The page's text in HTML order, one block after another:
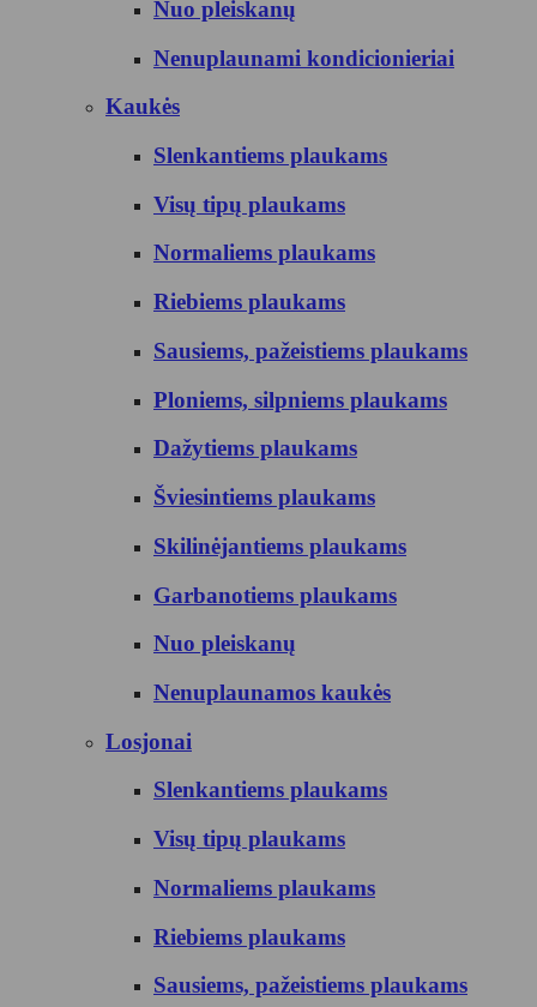
Nuo pleiskanų
Nenuplaunami kondicionieriai
Kaukės
Slenkantiems plaukams
Visų tipų plaukams
Normaliems plaukams
Riebiems plaukams
Sausiems, pažeistiems plaukams
Ploniems, silpniems plaukams
Dažytiems plaukams
Šviesintiems plaukams
Skilinėjantiems plaukams
Garbanotiems plaukams
Nuo pleiskanų
Nenuplaunamos kaukės
Losjonai
Slenkantiems plaukams
Visų tipų plaukams
Normaliems plaukams
Riebiems plaukams
Sausiems, pažeistiems plaukams